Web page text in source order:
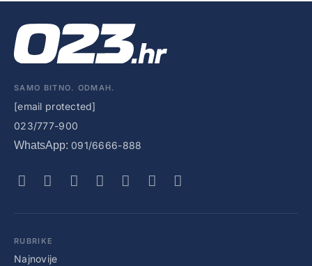
SAMO BITNO. ODMAH.
[email protected]
023/777-900
WhatsApp: 091/6666-888
RUBRIKE
Najnovije